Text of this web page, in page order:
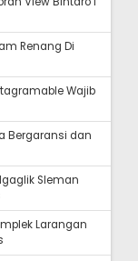
Renang Di
Wajib
Bergaransi dan
Sleman
Larangan